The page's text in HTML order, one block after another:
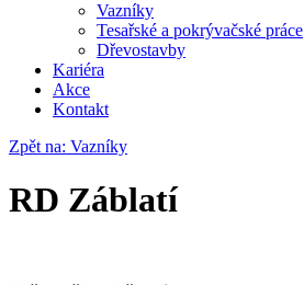
Vazníky
Tesařské a pokrývačské práce
Dřevostavby
Kariéra
Akce
Kontakt
Zpět na: Vazníky
RD Záblatí